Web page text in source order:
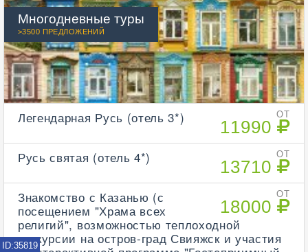
Многодневные туры
>3500 ПРЕДЛОЖЕНИЙ
ОТ
11990
Легендарная Русь (отель 3*)
ОТ
13710
Русь святая (отель 4*)
ОТ
18000
Знакомство с Казанью (с
посещением "Храма всех
религий", возможностью теплоходной
экскурсии на остров-град Свияжск и участия
ID:35819